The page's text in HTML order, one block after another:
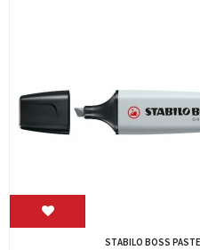
STABILO BOSS